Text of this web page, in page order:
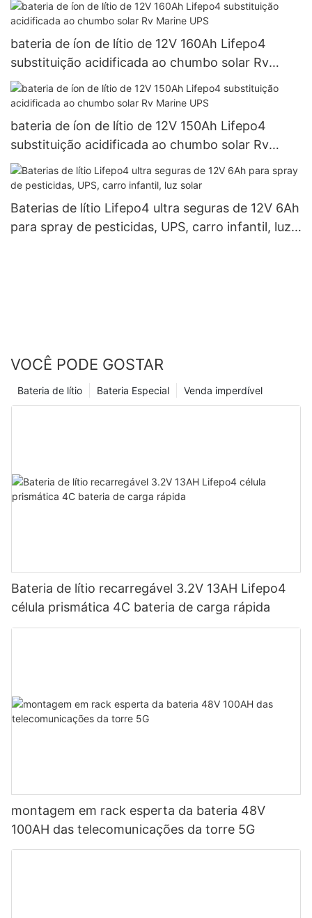
bateria de íon de lítio de 12V 160Ah Lifepo4
substituição acidificada ao chumbo solar Rv
Marine UPS
bateria de íon de lítio de 12V 150Ah Lifepo4
substituição acidificada ao chumbo solar Rv
Marine UPS
Baterias de lítio Lifepo4 ultra seguras de 12V 6Ah
para spray de pesticidas, UPS, carro infantil, luz
VOCÊ PODE GOSTAR
Venda imperdível
Bateria Especial
Bateria de lítio
Bateria de lítio recarregável 3.2V 13AH Lifepo4
célula prismática 4C bateria de carga rápida
montagem em rack esperta da bateria 48V
100AH ​​das telecomunicações da torre 5G